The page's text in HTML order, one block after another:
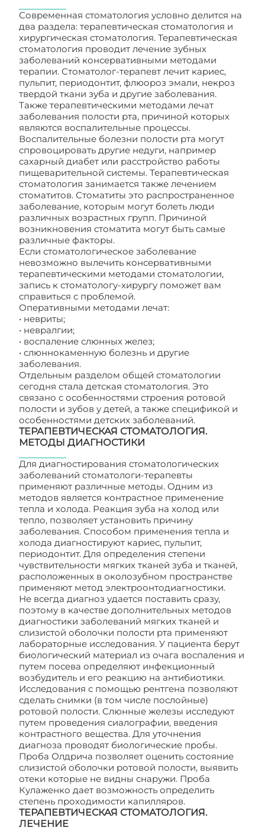
Современная стоматология условно делится на
два раздела: терапевтическая стоматология и
хирургическая стоматология. Терапевтическая
стоматология проводит лечение зубных
заболеваний консервативными методами
терапии. Стоматолог-терапевт лечит кариес,
пульпит, периодонтит, флюороз эмали, некроз
твердой ткани зуба и другие заболевания.
Также терапевтическими методами лечат
заболевания полости рта, причиной которых
являются воспалительные процессы.
Воспалительные болезни полости рта могут
спровоцировать другие недуги, например
сахарный диабет или расстройство работы
пищеварительной системы. Терапевтическая
стоматология занимается также лечением
стоматитов. Стоматиты это распространенное
заболевание, которым могут болеть люди
различных возрастных групп. Причиной
возникновения стоматита могут быть самые
различные факторы.
Если стоматологическое заболевание
невозможно вылечить консервативными
терапевтическими методами стоматологии,
запись к стоматологу-хирургу поможет вам
справиться с проблемой.
Оперативными методами лечат:
• невриты;
• невралгии;
• воспаление слюнных желез;
• слюннокаменную болезнь и другие
заболевания.
Отдельным разделом общей стоматологии
сегодня стала детская стоматология. Это
связано с особенностями строения ротовой
полости и зубов у детей, а также спецификой и
особенностями детских заболеваний.
ТЕРАПЕВТИЧЕСКАЯ СТОМАТОЛОГИЯ.
МЕТОДЫ ДИАГНОСТИКИ
Для диагностирования стоматологических
заболеваний стоматологи-терапевты
применяют различные методы. Одним из
методов является контрастное применение
тепла и холода. Реакция зуба на холод или
тепло, позволяет установить причину
заболевания. Способом применения тепла и
холода диагностируют кариес, пульпит,
периодонтит. Для определения степени
чувствительности мягких тканей зуба и тканей,
расположенных в околозубном пространстве
применяют метод электроонтодиагностики.
Не всегда диагноз удается поставить сразу,
поэтому в качестве дополнительных методов
диагностики заболеваний мягких тканей и
слизистой оболочки полости рта применяют
лабораторные исследования. У пациента берут
биологический материал из очага воспаления и
путем посева определяют инфекционный
возбудитель и его реакцию на антибиотики.
Исследования с помощью рентгена позволяют
сделать снимки (в том числе послойные)
ротовой полости. Слюнные железы исследуют
путем проведения сиалографии, введения
контрастного вещества. Для уточнения
диагноза проводят биологические пробы.
Проба Олдрича позволяет оценить состояние
слизистой оболочки ротовой полости, выявить
отеки которые не видны снаружи. Проба
Кулаженко дает возможность определить
степень проходимости капилляров.
ТЕРАПЕВТИЧЕСКАЯ СТОМАТОЛОГИЯ.
ЛЕЧЕНИЕ